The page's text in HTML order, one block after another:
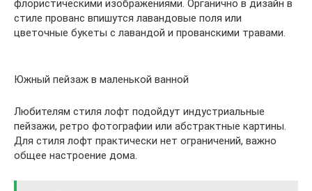
флористическими изображениями. Органично в дизайн в
стиле прованс впишутся лавандовые поля или
цветочные букеты с лавандой и прованскими травами.
Южный пейзаж в маленькой ванной
Любителям стиля лофт подойдут индустриальные
пейзажи, ретро фотографии или абстрактные картины.
Для стиля лофт практически нет ограничений, важно
общее настроение дома.